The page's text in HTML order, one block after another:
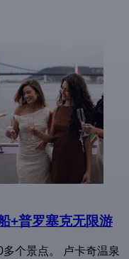
+普罗塞克无限游
个景点。 卢卡奇温泉